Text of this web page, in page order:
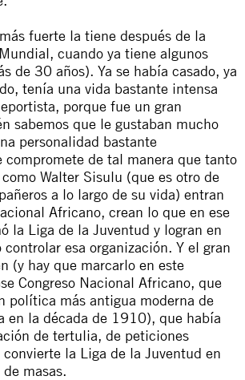
fuerte la tiene después de la
cuando ya tiene algunos
de 30 años). Ya se había casado, ya
tenía una vida bastante intensa
porque fue un gran
sabemos que le gustaban mucho
personalidad bastante
compromete de tal manera que tanto
Walter Sisulu (que es otro de
a lo largo de su vida) entran
Africano, crean lo que en ese
la Liga de la Juventud y logran en
esa organización. Y el gran
(y hay que marcarlo en este
Congreso Nacional Africano, que
política más antigua moderna de
en la década de 1910), que había
de tertulia, de peticiones
la Liga de la Juventud en
masas.